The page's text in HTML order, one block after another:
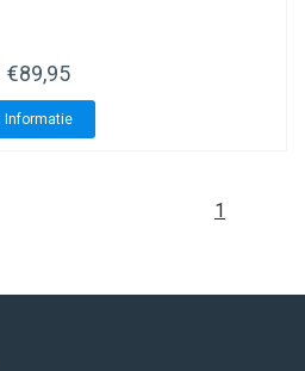
€89,95
Informatie
1